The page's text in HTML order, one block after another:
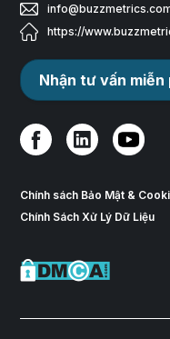
https://
Nhận tư vấn miễn
Chính sách Bảo Mật &
Chính Sách Xử Lý Dữ Liệu